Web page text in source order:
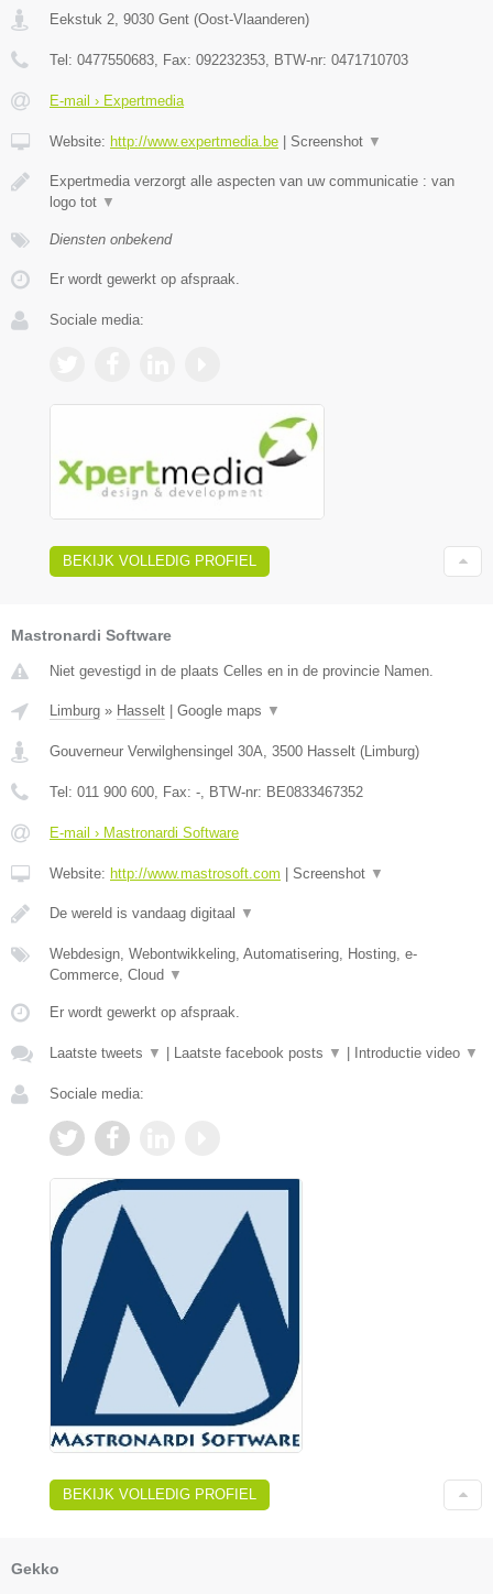
Eekstuk 2 9030 Gent (Oost-Vlaanderen)
Tel: 0477550683 , Fax: 092232353 , BTW-nr: 0471710703
E-mail › Expertmedia
Website: http://www.expertmedia.be Screenshot ▼
Expertmedia verzorgt alle aspecten van uw communicatie : van
logo tot ▼
Diensten onbekend
Er wordt gewerkt op afspraak.
Sociale media:
BEKIJK VOLLEDIG PROFIEL
Mastronardi Software
Niet gevestigd in de plaats Celles en in de provincie Namen.
Limburg » Hasselt Google maps ▼
Gouverneur Verwilghensingel 30A 3500 Hasselt ( Limburg)
Tel: 011 900 600 , Fax: - , BTW-nr: BE0833467352
E-mail › Mastronardi Software
Website: http://www.mastrosoft.com Screenshot ▼
De wereld is vandaag digitaal ▼
Webdesign, Webontwikkeling, Automatisering, Hosting, e-
Commerce, Cloud ▼
Er wordt gewerkt op afspraak.
Laatste tweets ▼ Laatste facebook posts ▼ Introductie video ▼
Sociale media:
BEKIJK VOLLEDIG PROFIEL
Gekko